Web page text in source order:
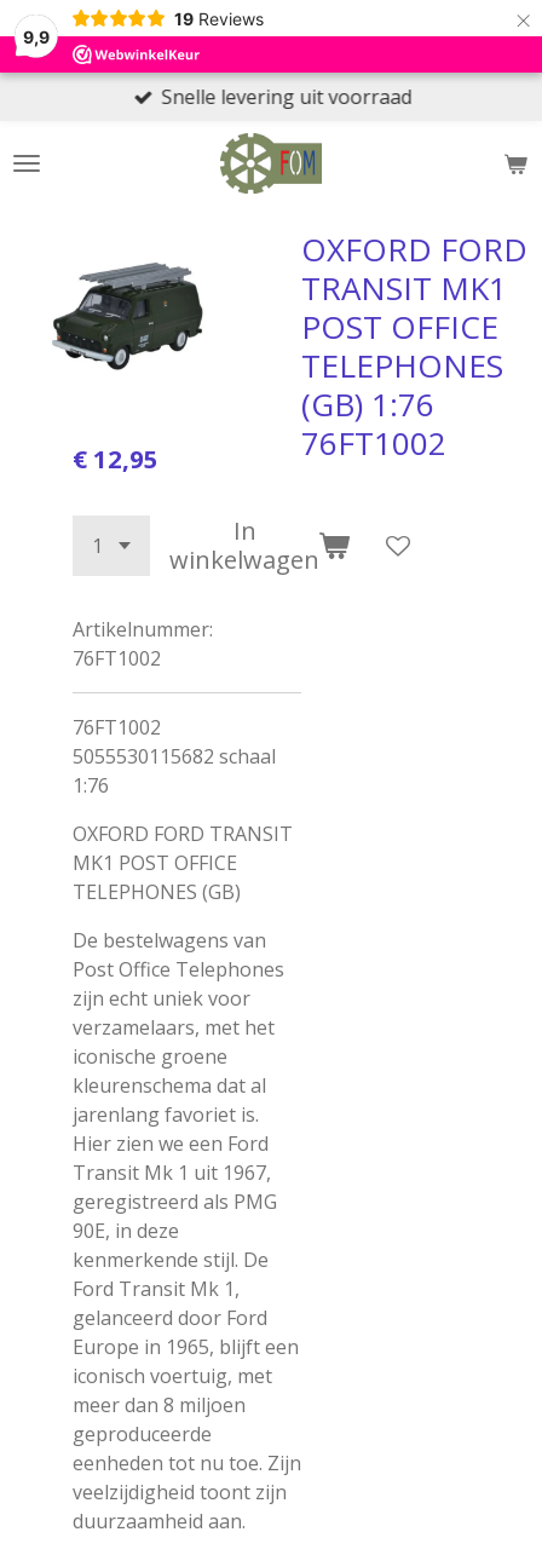
9,9
19 Reviews ×
Snelle levering uit voorraad
OXFORD FORD
TRANSIT MK1
POST OFFICE
TELEPHONES
(GB) 1:76
76FT1002
€ 12,95
In
winkelwagen
Artikelnummer:
76FT1002
76FT1002
5055530115682 schaal
1:76
OXFORD FORD TRANSIT
MK1 POST OFFICE
TELEPHONES (GB)
De bestelwagens van
Post Office Telephones
zijn echt uniek voor
verzamelaars, met het
iconische groene
kleurenschema dat al
jarenlang favoriet is.
Hier zien we een Ford
Transit Mk 1 uit 1967,
geregistreerd als PMG
90E, in deze
kenmerkende stijl. De
Ford Transit Mk 1,
gelanceerd door Ford
Europe in 1965, blijft een
iconisch voertuig, met
meer dan 8 miljoen
geproduceerde
eenheden tot nu toe. Zijn
veelzijdigheid toont zijn
duurzaamheid aan.